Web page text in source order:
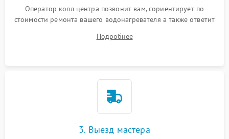
Оператор колл центра позвонит вам, сориентирует по
стоимости ремонта вашего водонагревателя а также ответит
Подробнее
3. Выезд мастера